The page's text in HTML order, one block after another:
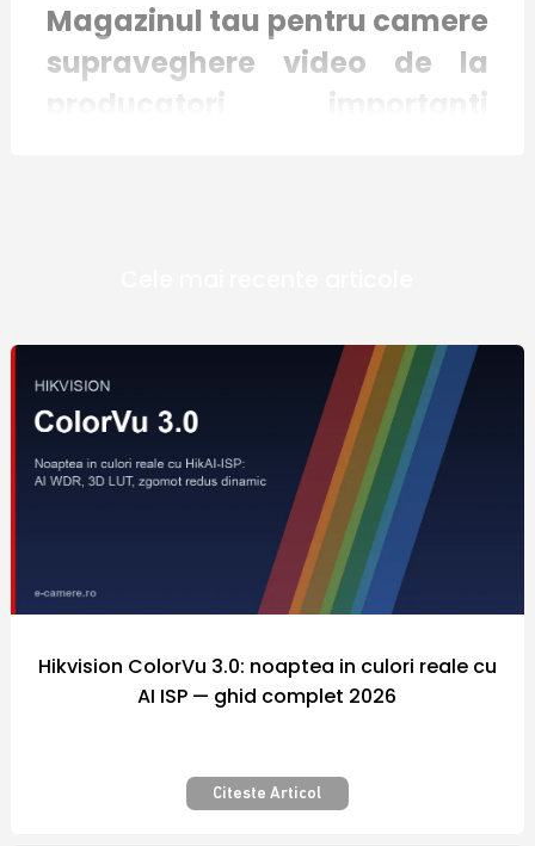
Magazinul tau pentru camere
supraveghere video de la
producatori importanti
producatori renumiti in industria
internationala a sistemelor de securitate, iar
preturile diferitelor modele de echipamente
si camere video supraveghere din portofoliul
firmei Polites Online Srl sunt adaptate la
puterea de cumparare a fiecarui client.
Nicaieri altundeva siguranta nu a costat atat
de putin! Securizarea bunurilor pe care le
detinem este importanta pentru fiecare
dintre noi.
Camera video supraveghere – Pentru
Hikvision ColorVu 3.0: noaptea in culori reale cu
AI ISP — ghid complet 2026
Citeste Articol